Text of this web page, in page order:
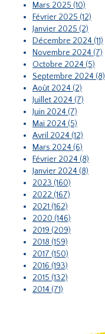
Mars 2025 (10)
Février 2025 (12)
Janvier 2025 (2)
Décembre 2024 (11)
Novembre 2024 (7)
Octobre 2024 (5)
Septembre 2024 (8)
Août 2024 (2)
Juillet 2024 (7)
Juin 2024 (7)
Mai 2024 (5)
Avril 2024 (12)
Mars 2024 (6)
Février 2024 (8)
Janvier 2024 (8)
2023 (160)
2022 (167)
2021 (162)
2020 (146)
2019 (209)
2018 (159)
2017 (150)
2016 (193)
2015 (132)
2014 (71)